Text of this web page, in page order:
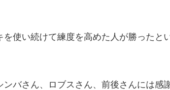
使い続けて練度を高めた人が勝った
バさん、ロブスさん、前後さんには感